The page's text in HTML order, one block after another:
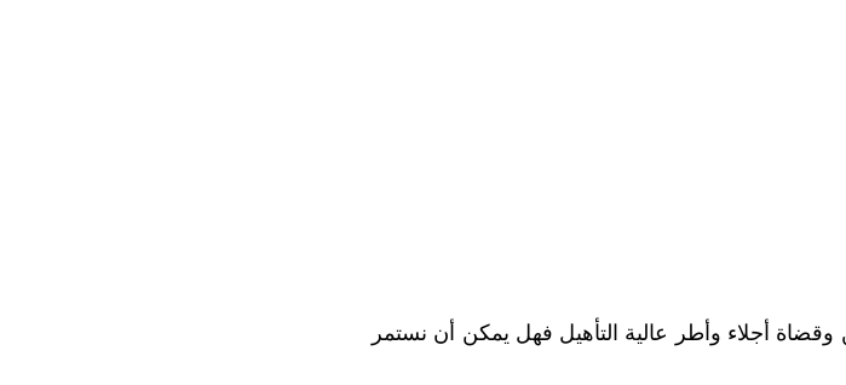
أجلاء وأطر عالية التأهيل فهل يمكن أن نستمر